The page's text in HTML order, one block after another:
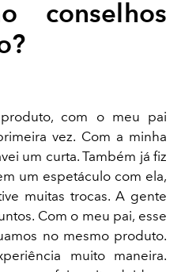
conselhos
com o meu pai
vez. Com a minha
um curta. Também já fiz
um espetáculo com ela,
muitas trocas. A gente
Com o meu pai, esse
no mesmo produto.
muito maneira.